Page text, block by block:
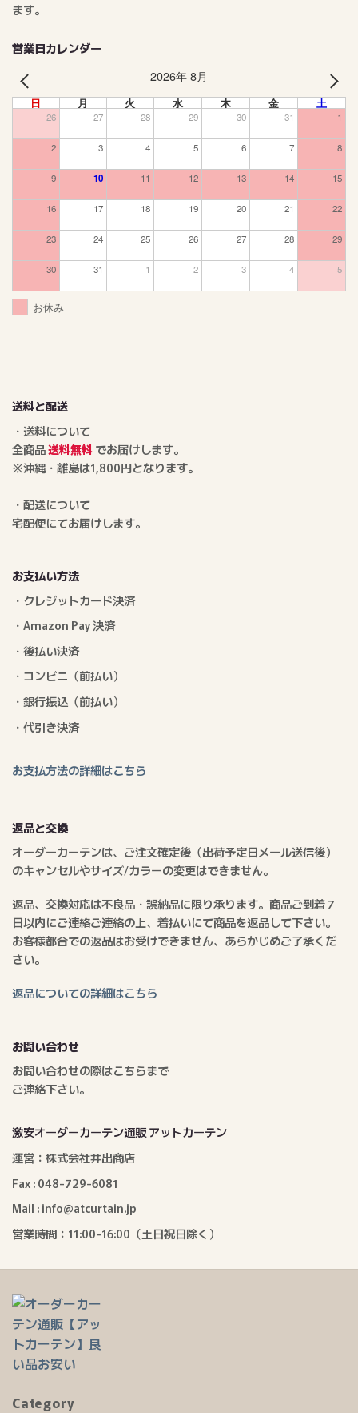
ます。
営業日カレンダー
2026年 8月
日 月 火 水 木 金 土
26 27 28 29 30 31 1
2 3 4 5 6 7 8
9 10 11 12 13 14 15
16 17 18 19 20 21 22
23 24 25 26 27 28 29
30 31 1 2 3 4 5
お休み
送料と配送
・送料について
全商品送料無料でお届けします。
※沖縄・離島は1,800円となります。
・配送について
宅配便にてお届けします。
お支払い方法
・クレジットカード決済
・Amazon Pay 決済
・後払い決済
・コンビニ（前払い）
・銀行振込（前払い）
・代引き決済
お支払方法の詳細はこちら
返品と交換
オーダーカーテンは、ご注文確定後（出荷予定日メール送信後）
のキャンセルやサイズ/カラーの変更はできません。
返品、交換対応は不良品・誤納品に限り承ります。商品ご到着７
日以内にご連絡ご連絡の上、着払いにて商品を返品して下さい。
お客様都合での返品はお受けできません、あらかじめご了承くだ
さい。
返品についての詳細はこちら
お問い合わせ
お問い合わせの際はこちらまで
ご連絡下さい。
激安オーダーカーテン通販 アットカーテン
運営：株式会社井出商店
Fax : 048-729-6081
Mail : info@atcurtain.jp
営業時間：11:00-16:00（土日祝日除く）
Category